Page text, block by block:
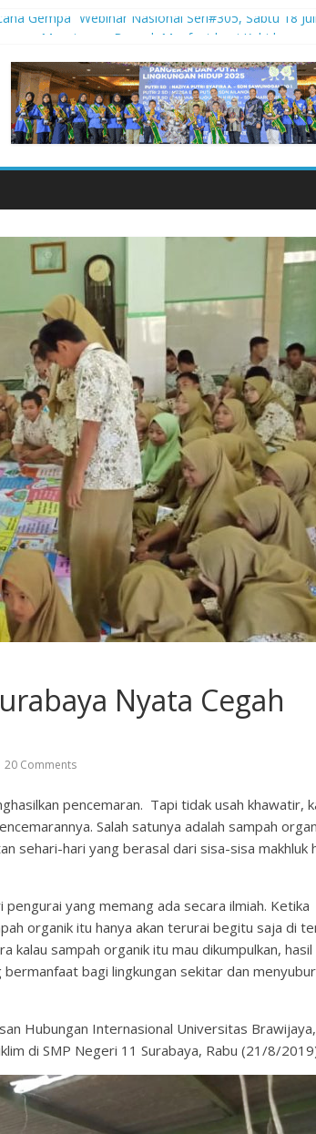
Gempa” Webinar Nasional Seri#305, Sabtu 18
Gempa Terjadi
Setiap Anak Indonesia Tumbuh Aman,
Nyata Cegah
20 Comments
pencemaran. Tapi tidak usah khawatir,
Salah satunya adalah sampah
sehari-hari yang berasal dari sisa-sisa makhluk
yang memang ada secara ilmiah. Ketika
organik itu hanya akan terurai begitu saja di
kalau sampah organik itu mau dikumpulkan, hasil
bagi lingkungan sekitar dan
Hubungan Internasional Universitas Brawijaya,
di SMP Negeri 11 Surabaya, Rabu (21/8/